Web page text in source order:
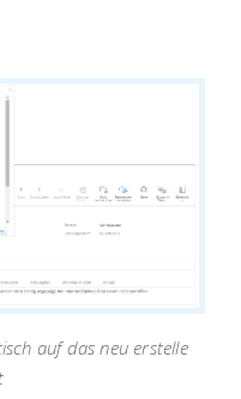
auf das neu erstelle